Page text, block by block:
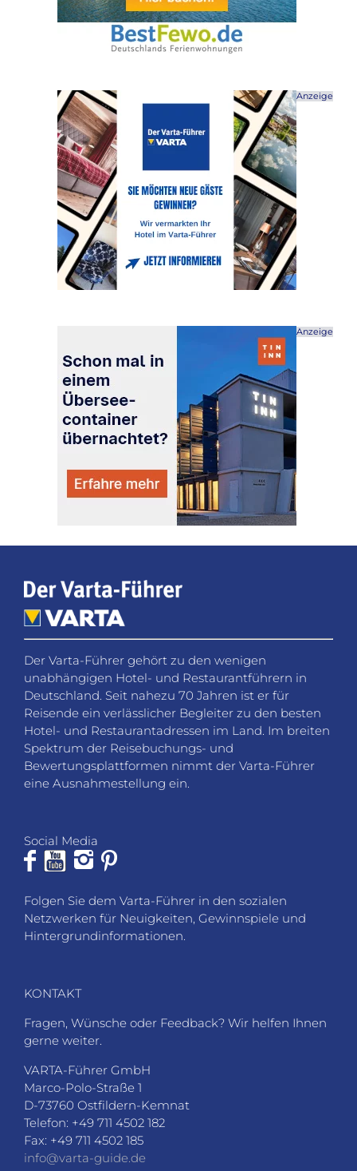
Anzeige
Anzeige
Der Varta-Führer gehört zu den wenigen
unabhängigen Hotel- und Restaurantführern in
Deutschland. Seit nahezu 70 Jahren ist er für
Reisende ein verlässlicher Begleiter zu den besten
Hotel- und Restaurantadressen im Land. Im breiten
Spektrum der Reisebuchungs- und
Bewertungsplattformen nimmt der Varta-Führer
eine Ausnahmestellung ein.
Social Media
Folgen Sie dem Varta-Führer in den sozialen
Netzwerken für Neuigkeiten, Gewinnspiele und
Hintergrundinformationen.
KONTAKT
Fragen, Wünsche oder Feedback? Wir helfen Ihnen
gerne weiter.
VARTA-Führer GmbH
Marco-Polo-Straße 1
D-73760 Ostfildern-Kemnat
Telefon: +49 711 4502 182
Fax: +49 711 4502 185
info@varta-guide.de